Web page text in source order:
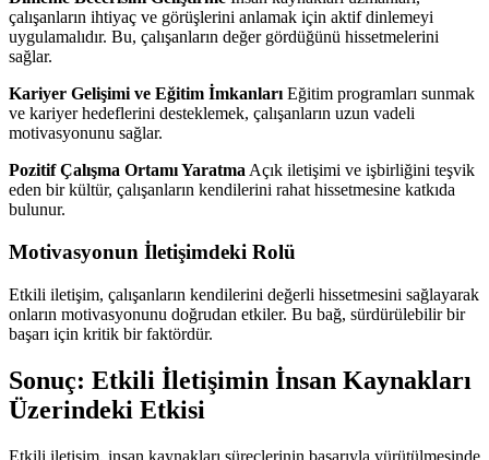
çalışanların ihtiyaç ve görüşlerini anlamak için aktif dinlemeyi
uygulamalıdır. Bu, çalışanların değer gördüğünü hissetmelerini
sağlar.
Kariyer Gelişimi ve Eğitim İmkanları Eğitim programları sunmak
ve kariyer hedeflerini desteklemek, çalışanların uzun vadeli
motivasyonunu sağlar.
Pozitif Çalışma Ortamı Yaratma Açık iletişimi ve işbirliğini teşvik
eden bir kültür, çalışanların kendilerini rahat hissetmesine katkıda
bulunur.
Motivasyonun İletişimdeki Rolü
Etkili iletişim, çalışanların kendilerini değerli hissetmesini sağlayarak
onların motivasyonunu doğrudan etkiler. Bu bağ, sürdürülebilir bir
başarı için kritik bir faktördür.
Sonuç: Etkili İletişimin İnsan Kaynakları
Üzerindeki Etkisi
Etkili iletişim, insan kaynakları süreçlerinin başarıyla yürütülmesinde